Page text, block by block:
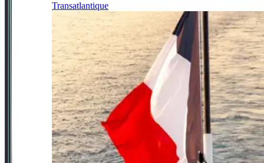
Transatlantique